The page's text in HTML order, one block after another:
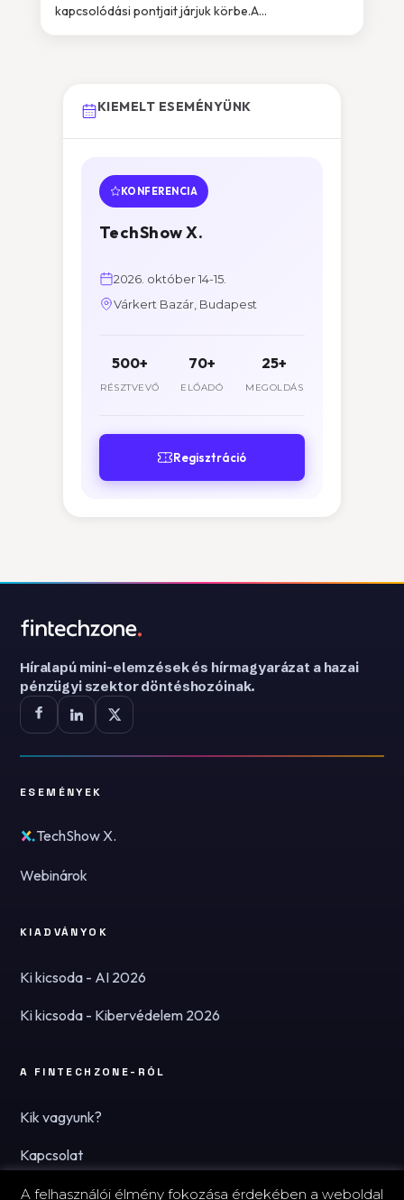
kapcsolódási pontjait járjuk körbe.A...
KIEMELT ESEMÉNYÜNK
KONFERENCIA
TechShow X.
2026. október 14-15.
Várkert Bazár, Budapest
500+
RÉSZTVEVŐ
70+
ELŐADÓ
25+
MEGOLDÁS
Regisztráció
Híralapú mini-elemzések és hírmagyarázat a hazai
pénzügyi szektor döntéshozóinak.
ESEMÉNYEK
TechShow X.
Webinárok
KIADVÁNYOK
Ki kicsoda - AI 2026
Ki kicsoda - Kibervédelem 2026
A FINTECHZONE-RÓL
Kik vagyunk?
Kapcsolat
Hírlevél
A felhasználói élmény fokozása érdekében a weboldal